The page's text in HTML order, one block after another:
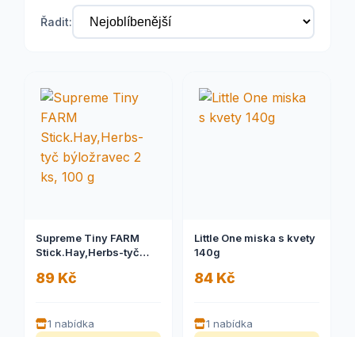
Řadit:
Supreme Tiny FARM
Stick.Hay,Herbs-tyč
89 Kč
1 nabídka
Little One miska s kvety
140g
84 Kč
1 nabídka